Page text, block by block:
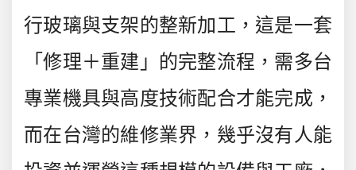
行玻璃與支架的整新加工，這是一套
「修理＋重建」的完整流程，需多台
專業機具與高度技術配合才能完成，
而在台灣的維修業界，幾乎沒有人能